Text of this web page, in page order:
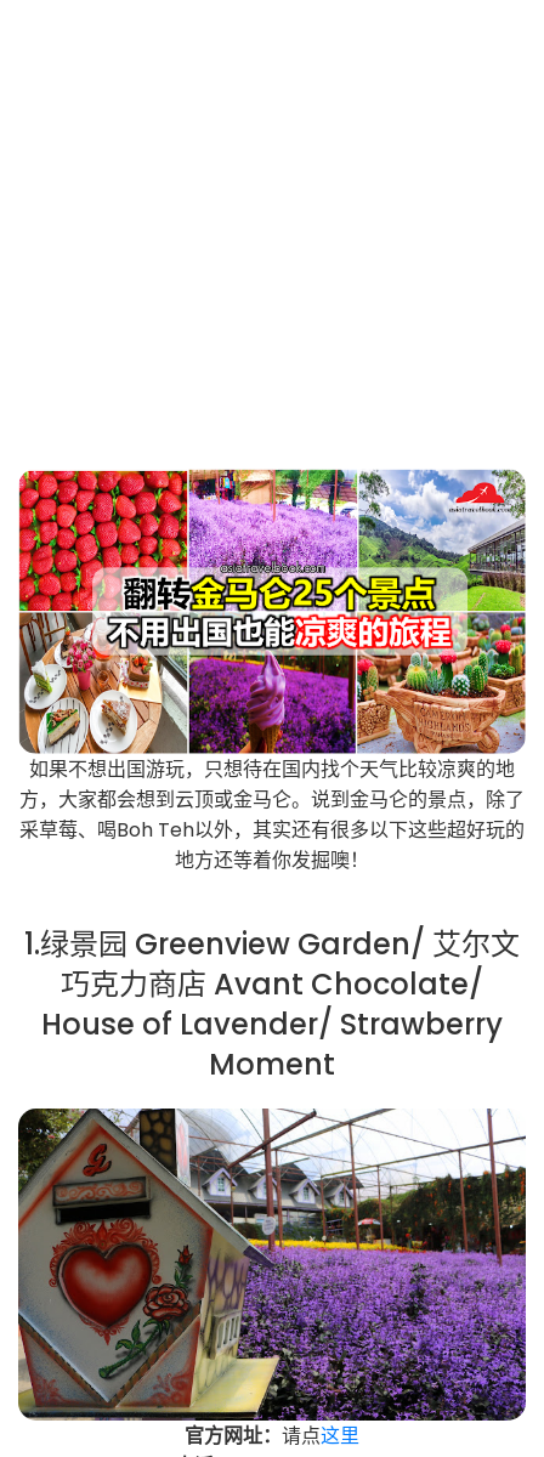
如果不想出国游玩，只想待在国内找个天气比较凉爽的地
方，大家都会想到云顶或金马仑。说到金马仑的景点，除了
采草莓、喝Boh Teh以外，其实还有很多以下这些超好玩的
地方还等着你发掘噢！
1.绿景园 Greenview Garden/ 艾尔文
巧克力商店 Avant Chocolate/
House of Lavender/ Strawberry
Moment
官方网址： 请点这里